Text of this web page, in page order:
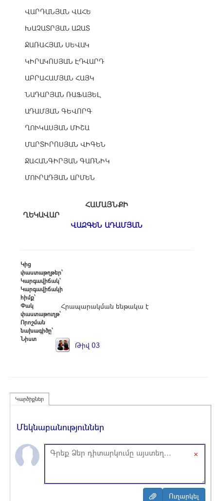
ՎԱՐԴԱՆՅԱՆ ՎԱՀԵ
ԽԱՉԱՏՐՅԱՆ ԱԶԱՏ
ՋԱՌԱՀՅԱՆ ՍԵՎԱԿ
ԿԻՐԱԿՈՍՅԱՆ ԷԴՎԱՐԴ
ԱԲՐԱՀԱՄՅԱՆ ՀԱՅԿ
ՆԱԴԱՐՅԱՆ ՌԱՖԱՅԵԼ
ԱԴԱՄՅԱՆ ԳԵՎՈՐԳ
ՂՈՒԿԱՍՅԱՆ ՄԻՇԱ
ՄԱՐՏԻՐՈՍՅԱՆ ՎԻԳԵՆ
ՋԱՀԱՆԳԻՐՅԱՆ ԳԱՌՆԻԿ
ՄՈՒՐԱԴՅԱՆ ԱՐՄԵՆ
ՀԱՄԱՅՆՔԻ
ՂԵԿԱՎԱՐ
ՎԱԶԳԵՆ ԱԴԱՄՅԱՆ
Կից
փաստաթղթեր՝
Կարգավիճակ՝
Կարգավիճակի
հիմք՝
Փակ
փաստաթուղթ՝
Հրապարակման ենթակա է
Որոշման
նախագիծը՝
Նիստ
Թիվ 03
Կարծիքներ
Մեկնաբանություններ
×